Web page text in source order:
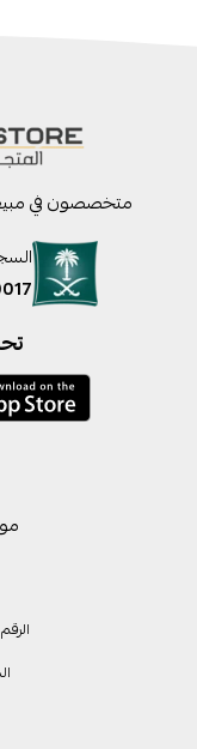
الرقم
متخصصون في